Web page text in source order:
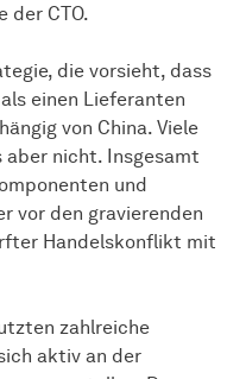
der CTO.
die vorsieht, dass
einen Lieferanten
von China. Viele
aber nicht. Insgesamt
und
vor den gravierenden
Handelskonflikt mit
zahlreiche
aktiv an der